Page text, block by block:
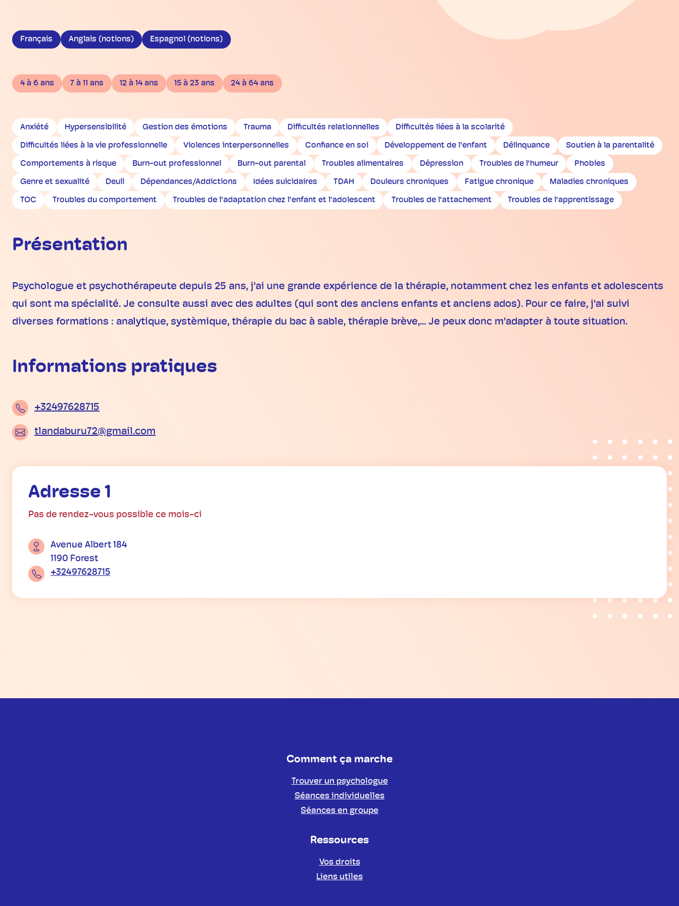
Français Anglais (notions) Espagnol (notions)
4 à 6 ans 7 à 11 ans 12 à 14 ans 15 à 23 ans 24 à 64 ans
Anxiété Hypersensibilité Gestion des émotions Trauma Difficultés relationnelles Difficultés liées à la scolarité
Difficultés liées à la vie professionnelle Violences interpersonnelles Confiance en soi Développement de l'enfant Délinquance Soutien à la parentalité
Comportements à risque Burn-out professionnel Burn-out parental Troubles alimentaires Dépression Troubles de l'humeur Phobies
Genre et sexualité Deuil Dépendances/Addictions Idées suicidaires TDAH Douleurs chroniques Fatigue chronique Maladies chroniques
TOC Troubles du comportement Troubles de l'adaptation chez l'enfant et l'adolescent Troubles de l'attachement Troubles de l'apprentissage
Présentation
Psychologue et psychothérapeute depuis 25 ans, j'ai une grande expérience de la thérapie, notamment chez les enfants et adolescents
qui sont ma spécialité. Je consulte aussi avec des adultes (qui sont des anciens enfants et anciens ados). Pour ce faire, j'ai suivi
diverses formations : analytique, systèmique, thérapie du bac à sable, thérapie brève,... Je peux donc m'adapter à toute situation.
Informations pratiques
+32497628715
tlandaburu72@gmail.com
Adresse 1
Pas de rendez-vous possible ce mois-ci
Avenue Albert 184
1190 Forest
+32497628715
Comment ça marche
Trouver un psychologue
Séances individuelles
Séances en groupe
Ressources
Vos droits
Liens utiles